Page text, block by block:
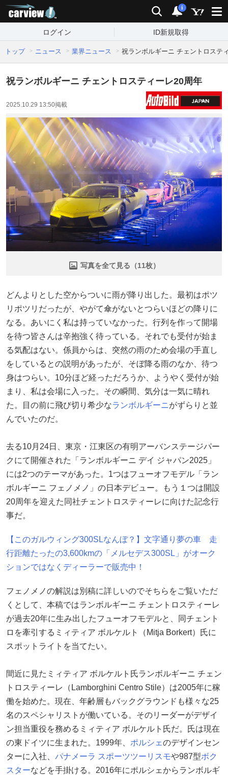
検索 通知
i
ログイン ID新規取得
トップ ニュース 業界ニュース 祝ランボルギーニ チェントロステ
祝ランボルギーニ チェントロスティーレ20周年
2025.10.29 13:50掲載
写真を全て見る（11枚）
どんよりとした空からついに雨が降り出した。最初はポツ
リポツリだったが、やがて傘がないとつらいほどの降りに
なる。あいにく私は持っていなかった。行列を作って開場
を待つ皆さんは辛抱強く待っている。それでも受付が始ま
る気配はない。係員からは、突然の雨のため会場の手直し
をしているとの説明があったが、そぼ降る雨のなか、待つ
身はつらい。10分ほど経っただろうか、ようやく受付が始
まり、私は会場に入った。その瞬間、気分は一気に晴れ
た。目の前に飛び切り希少なランボルギーニがずらりと並
んでいたのだ。
去る10月24日、東京・江東区の有明アーバンステージパー
クにて開催された「ランボルギーニ デイ ジャパン2025」
には2つのテーマがあった。1つはフューオフモデル「ラン
ボルギーニ フェノメノ」の日本デビュー。もう１つは開設
20周年を迎えた同社チェントロスティーレに向けた記念行
事だ。
【このガルウィング300SLなんぼ？】文字通り夢の車 走
行距離たったの3,600kmの「メルセデス300SL」がオーク
ションではなくディーラーで販売中！
フェノメノの解説は別稿に詳しいのでそちらをご覧いただ
くとして、本稿ではランボルギーニ チェントロスティーレ
が過去20年に生み出したフューオフモデルと、同チェント
ロを牽引するミィティア ボルケルト（Mitja Borkert）氏に
スポットライトを当てたい。
間近に見たミィティア ボルケルト氏ランボルギーニ チェン
トロスティーレ（Lamborghini Centro Stile）は2005年に稼
働を始めた。現在、年齢層もバックグラウンドも様々な25
名のスペシャリストが働いている。そのリーダーがデザイ
ン担当重役を務めるミィティア ボルケルト氏だ。氏は現在
の東ドイツに生まれた。1999年、 ポルシェのデザインセン
ターに入社、 パナメーラ スポーツツーリスモや987型ボク
スターなどを手掛ける。2016年にポルシェからランボルギ